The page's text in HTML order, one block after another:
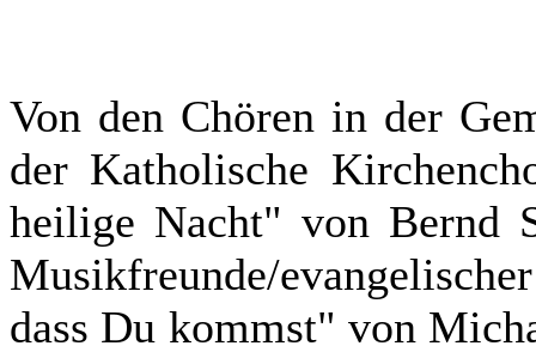
Von den Chören in der
der Katholische
heilige Nacht" von Bernd
Musikfreunde/
dass Du kommst" von